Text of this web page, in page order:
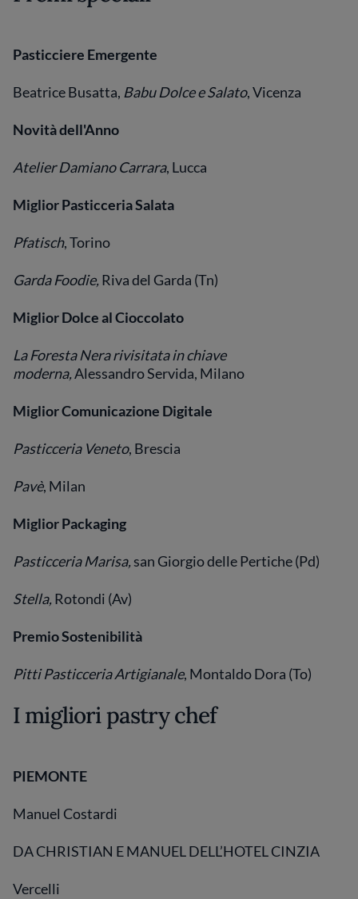
Pasticciere Emergente
Beatrice Busatta, Babu Dolce e Salato, Vicenza
Novità dell'Anno
Atelier Damiano Carrara, Lucca
Miglior Pasticceria Salata
Pfatisch, Torino
Garda Foodie,Riva del Garda (Tn)
Miglior Dolce al Cioccolato
La Foresta Nera rivisitata in chiave
moderna,Alessandro Servida, Milano
Miglior Comunicazione Digitale
Pasticceria Veneto, Brescia
Pavè, Milan
Miglior Packaging
Pasticceria Marisa,san Giorgio delle Pertiche (Pd)
Stella,Rotondi (Av)
Premio Sostenibilità
Pitti Pasticceria Artigianale, Montaldo Dora (To)
I migliori pastry chef
PIEMONTE
Manuel Costardi
DA CHRISTIAN E MANUEL DELL’HOTEL CINZIA
Vercelli